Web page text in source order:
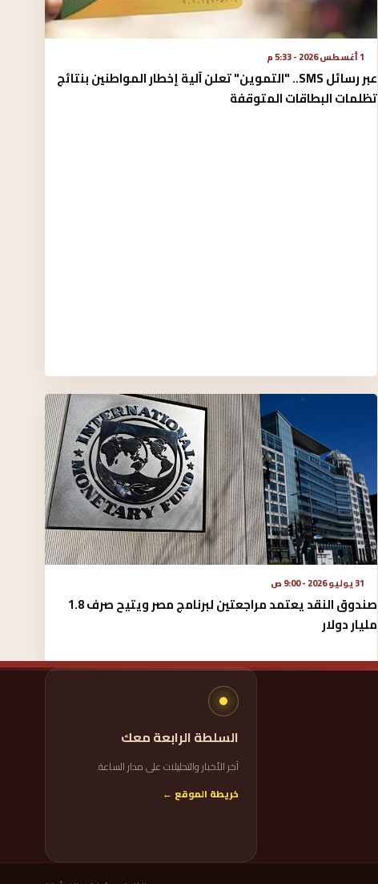
1 أغسطس 2026 - 5:33 م
عبر رسائل SMS.. "التموين" تعلن آلية إخطار المواطنين بنتائج
تظلمات البطاقات المتوقفة
31 يوليو 2026 - 9:00 ص
صندوق النقد يعتمد مراجعتين لبرنامج مصر ويتيح صرف 1.8
مليار دولار
السلطة الرابعة معك
آخر الأخبار والتحليلات على مدار الساعة.
خريطة الموقع ←